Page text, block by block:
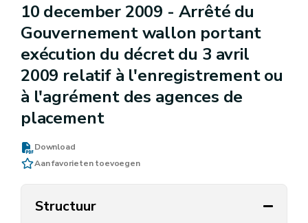
10 december 2009 - Arrêté du
Gouvernement wallon portant
exécution du décret du 3 avril
2009 relatif à l'enregistrement ou
à l'agrément des agences de
placement
Download
Aan favorieten toevoegen
Structuur